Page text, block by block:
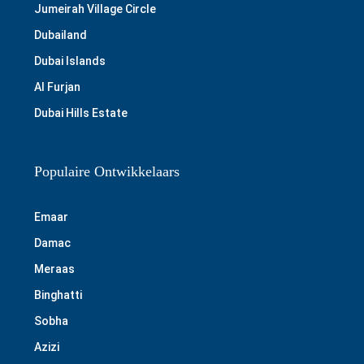
Jumeirah Village Circle
Dubailand
Dubai Islands
Al Furjan
Dubai Hills Estate
Populaire Ontwikkelaars
Emaar
Damac
Meraas
Binghatti
Sobha
Azizi